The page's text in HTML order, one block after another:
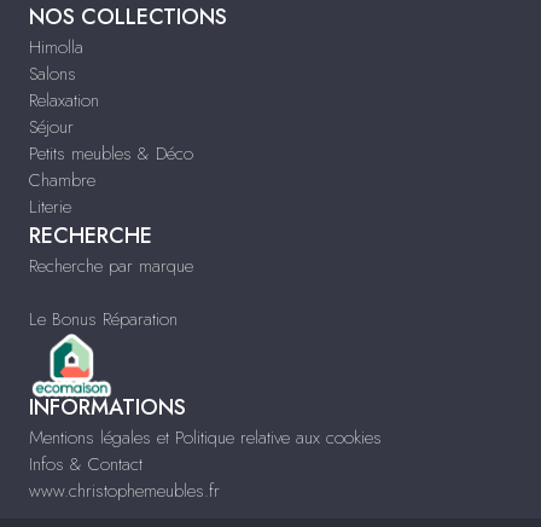
NOS COLLECTIONS
Himolla
Salons
Relaxation
Séjour
Petits meubles & Déco
Chambre
Literie
RECHERCHE
Recherche par marque
Le Bonus Réparation
INFORMATIONS
Mentions légales et Politique relative aux cookies
Infos & Contact
www.christophemeubles.fr